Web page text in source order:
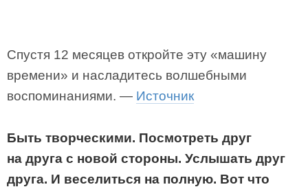
Спустя 12 месяцев откройте эту «машину
времени» и насладитесь волшебными
воспоминаниями. — Источник
Быть творческими. Посмотреть друг
на друга с новой стороны. Услышать друг
друга. И веселиться на полную. Вот что